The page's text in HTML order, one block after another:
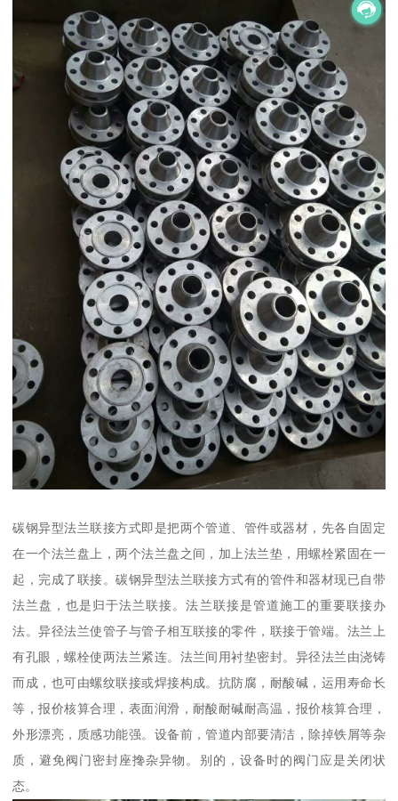
碳钢异型法兰联接方式即是把两个管道、管件或器材，先各自固定
在一个法兰盘上，两个法兰盘之间，加上法兰垫，用螺栓紧固在一
起，完成了联接。碳钢异型法兰联接方式有的管件和器材现已自带
法兰盘，也是归于法兰联接。法兰联接是管道施工的重要联接办
法。异径法兰使管子与管子相互联接的零件，联接于管端。法兰上
有孔眼，螺栓使两法兰紧连。法兰间用衬垫密封。异径法兰由浇铸
而成，也可由螺纹联接或焊接构成。抗防腐，耐酸碱，运用寿命长
等，报价核算合理，表面润滑，耐酸耐碱耐高温，报价核算合理，
外形漂亮，质感功能强。设备前，管道内部要清洁，除掉铁屑等杂
质，避免阀门密封座搀杂异物。别的，设备时的阀门应是关闭状
态。